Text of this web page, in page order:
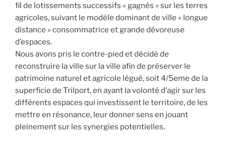
fil de lotissements successifs « gagnés » sur les terres
agricoles, suivant le modèle dominant de ville « longue
distance » consommatrice et grande dévoreuse
d’espaces.
Nous avons pris le contre-pied et décidé de
reconstruire la ville sur la ville afin de préserver le
patrimoine naturel et agricole légué, soit 4/5eme de la
superficie de Trilport, en ayant la volonté d’agir sur les
différents espaces qui investissent le territoire, de les
mettre en résonance, leur donner sens en jouant
pleinement sur les synergies potentielles.